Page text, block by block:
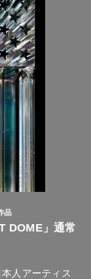
品
DOME」通常
人アーティス